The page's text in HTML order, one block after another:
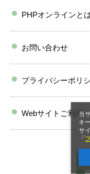
当
キ
サ
「
PHPオンラインと
お問い合わせ
プライバシーポリ
Webサイトご利用